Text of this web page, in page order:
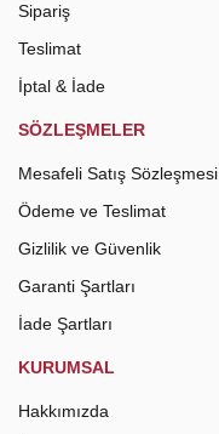
Sipariş
Teslimat
İptal & İade
SÖZLEŞMELER
Mesafeli Satış Sözleşmesi
Ödeme ve Teslimat
Gizlilik ve Güvenlik
Garanti Şartları
İade Şartları
KURUMSAL
Hakkımızda